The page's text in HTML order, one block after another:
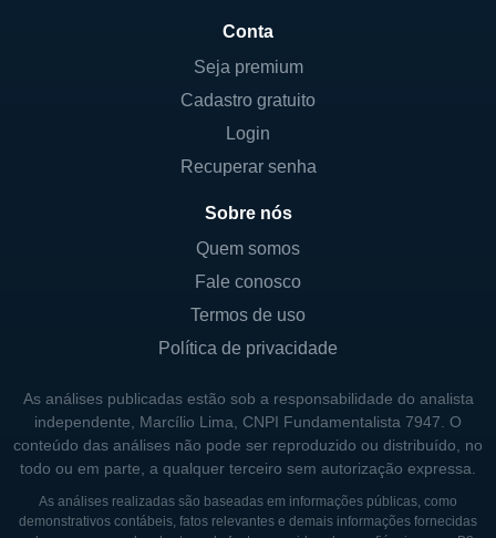
Conta
Seja premium
Cadastro gratuito
Login
Recuperar senha
Sobre nós
Quem somos
Fale conosco
Termos de uso
Política de privacidade
As análises publicadas estão sob a responsabilidade do analista
independente, Marcílio Lima, CNPI Fundamentalista 7947. O
conteúdo das análises não pode ser reproduzido ou distribuído, no
todo ou em parte, a qualquer terceiro sem autorização expressa.
As análises realizadas são baseadas em informações públicas, como
demonstrativos contábeis, fatos relevantes e demais informações fornecidas